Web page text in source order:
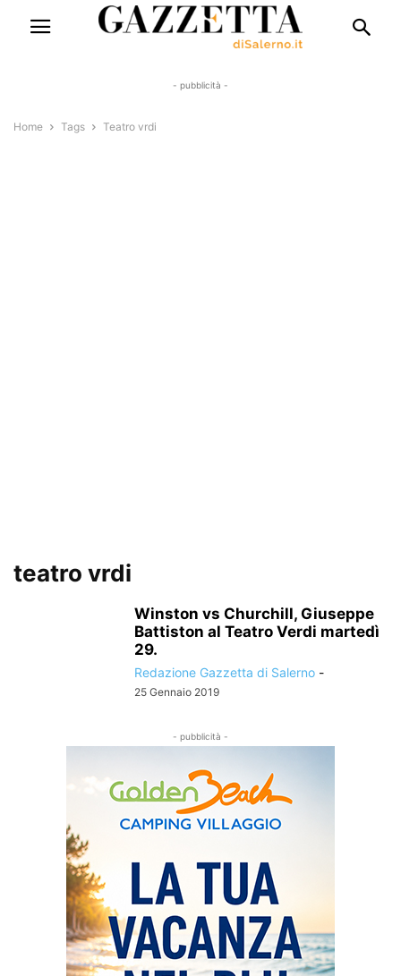
- pubblicità -
Home Tags Teatro vrdi
teatro vrdi
Winston vs Churchill, Giuseppe
Battiston al Teatro Verdi martedì
29.
Redazione Gazzetta di Salerno -
25 Gennaio 2019
- pubblicità -